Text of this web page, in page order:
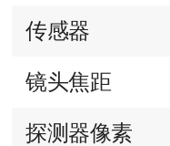
传感器
镜头焦距
探测器像素